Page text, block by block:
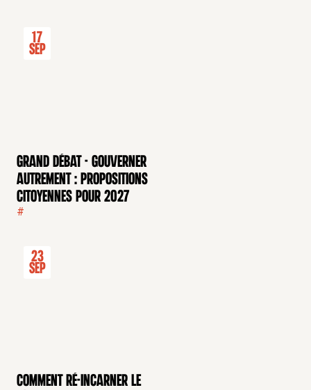
17
Sep
GRAND DÉBAT - Gouverner
autrement : propositions
citoyennes pour 2027
#
23
Sep
Comment ré-incarner le